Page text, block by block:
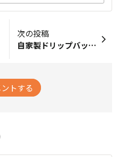
次の投稿
自家製ドリップバッグ🇮🇳インドモンスーン
トする